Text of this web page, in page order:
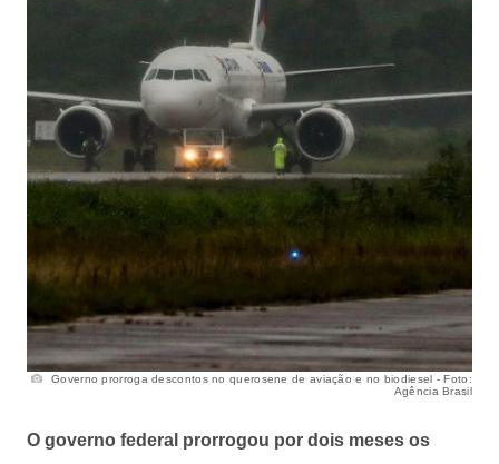
Governo prorroga descontos no querosene de aviação e no biodiesel - Foto:
Agência Brasil
O governo federal prorrogou por dois meses os